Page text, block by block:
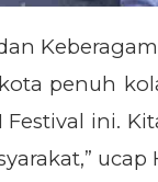
penuh
Festival ini.
ucap